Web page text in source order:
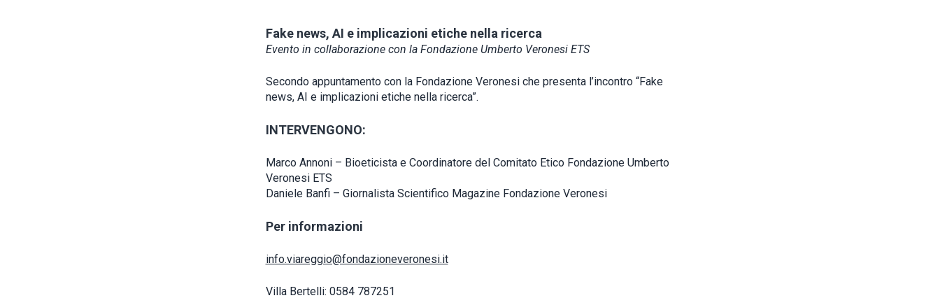
Fake news, AI e implicazioni etiche nella ricerca
Evento in collaborazione con la Fondazione Umberto Veronesi ETS
Secondo appuntamento con la Fondazione Veronesi che presenta l’incontro “Fake
news, AI e implicazioni etiche nella ricerca”.
INTERVENGONO:
Marco Annoni – Bioeticista e Coordinatore del Comitato Etico Fondazione Umberto
Veronesi ETS
Daniele Banfi – Giornalista Scientifico Magazine Fondazione Veronesi
Per informazioni
info.viareggio@fondazioneveronesi.it
Villa Bertelli: 0584 787251